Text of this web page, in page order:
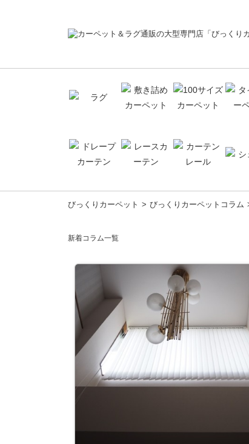
びっくりカーペット びっくりカーペットコラム
新着コラム一覧